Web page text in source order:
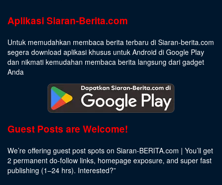
Aplikasi Siaran-Berita.com
Untuk memudahkan membaca berita terbaru di Siaran-berita.com
segera download aplikasi khusus untuk Android di Google Play
dan nikmati kemudahan membaca berita langsung dari gadget
Anda
Guest Posts are Welcome!
We’re offering guest post spots on Siaran-BERITA.com | You’ll get
2 permanent do-follow links, homepage exposure, and super fast
publishing (1–24 hrs). Interested?”